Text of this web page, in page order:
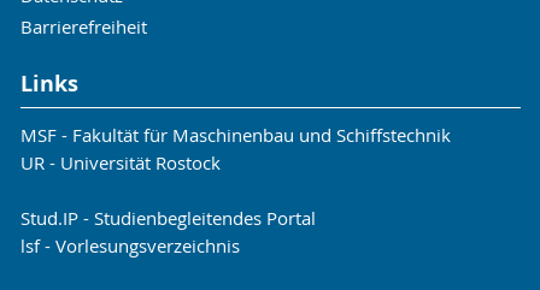
Barrierefreiheit
Links
MSF - Fakultät für Maschinenbau und Schiffstechnik
UR - Universität Rostock
Stud.IP - Studienbegleitendes Portal
lsf - Vorlesungsverzeichnis